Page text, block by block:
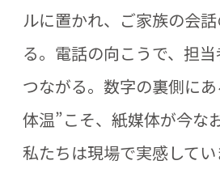
ルに置かれ、ご家族の会
る。電話の向こうで、担
つながる。数字の裏側に
体温”こそ、紙媒体が今な
私たちは現場で実感して